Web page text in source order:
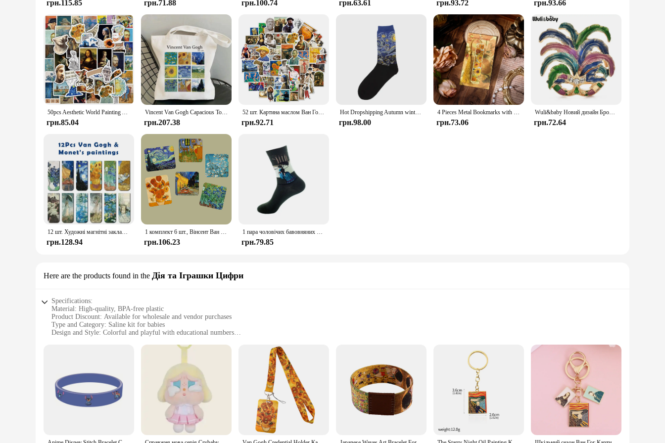
грн.115.85 грн.71.88 грн.100.74 грн.63.61 грн.93.72 грн.93.66
50pcs Aesthetic World Painting Artwork Stickers Da Vinci Vincent Van Gogh DIY Graffiti Decal Sticker Kids Toy Gift Waterproof
грн.85.04
Vincent Van Gogh Capacious Tote Bag, Casual Portable Shoulder Bag ,Lightweight Shopping Bag, Big Reusable Canvas Bag
грн.207.38
52 шт. Картина маслом Ван Гог Мона Ліза Набір наклейок Водонепроникний чохол для телефону Kawaii Шкіра для ноутбука Вінтажні наклейки Товари для мистецтва
грн.92.71
Hot Dropshipping Autumn winter Retro Women New Art Van Gogh Mural World Famous Oil Painting Series Men Socks Funny Socks
грн.98.00
4 Pieces Metal Bookmarks with Tassel, Golden Hollow Bookmark Van Gogh Oil Painting Theme Book Mark Bookmarks for Book Lovers
грн.73.06
Wuli&baby Новий дизайн Брошки з пір’ям Обличчя Шпильки для жінок Леді Красива емаль Мистецтво Обличчя Вечірка Повсякденна брошка Шпильки Подарунки
грн.72.64
12 шт. Художні магнітні закладки з відомимими картами Ван Гога та Моне - ідеально підходить для любителів школи, офісу та мистецтва
грн.128.94
1 комплект 6 шт., Вінсент Ван Гог Арт Магніт на холодильник адсорбційне мистецтво в стилі фоновий невідкладимий клей водонепроникна випадкова паста
грн.106.23
1 пара чоловічих бавовняних ретро абстрактних шкарпеток з олійним живописом, кричать, сучасний Ван Гог, зоряна ніч, щасливий олійний живопис, шкарпетка для скейтборду
грн.79.85
Here are the products found in the Дія та Іграшки Цифри
Specifications:
Material: High-quality, BPA-free plastic
Product Discount: Available for wholesale and vendor purchases
Type and Category: Saline kit for babies
Design and Style: Colorful and playful with educational numbers
Typical Adaptive Scenario: Ideal for parents and caregivers on-the-go
Shape or Size or Weight or Quantity: Compact and lightweight for easy portability
Features:
|Wholesale|Vendors|
**Enhanced Comfort for Your Little One**
The Frida Baby Saline Kit is a must-have for parents and caregivers who prioritize their baby's health and comfort. This innovative saline kit, with its delightful design featuring educational numbers,
not only entertains your child but also serves a practical purpose. The kit is crafted from high-quality, BPA-free plastic, ensuring that it is safe for your baby's delicate nasal passages. The compact size
and lightweight design make it an ideal companion for on-the-go parents, ensuring that your baby's nasal care is never compromised.
**Ease of Use and Convenience**